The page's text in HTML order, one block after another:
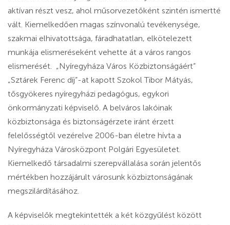
aktívan részt vesz, ahol műsorvezetőként szintén ismertté
vált. Kiemelkedően magas színvonalú tevékenysége,
szakmai elhivatottsága, fáradhatatlan, elkötelezett
munkája elismeréseként vehette át a város rangos
elismerését. „Nyíregyháza Város Közbiztonságáért”
„Sztárek Ferenc díj”-at kapott Szokol Tibor Mátyás,
tősgyökeres nyíregyházi pedagógus, egykori
önkormányzati képviselő. A belváros lakóinak
közbiztonsága és biztonságérzete iránt érzett
felelősségtől vezérelve 2006-ban életre hívta a
Nyíregyháza Városközpont Polgári Egyesületet.
Kiemelkedő társadalmi szerepvállalása során jelentős
mértékben hozzájárult városunk közbiztonságának
megszilárdításához.
A képviselők megtekintették a két közgyűlést között